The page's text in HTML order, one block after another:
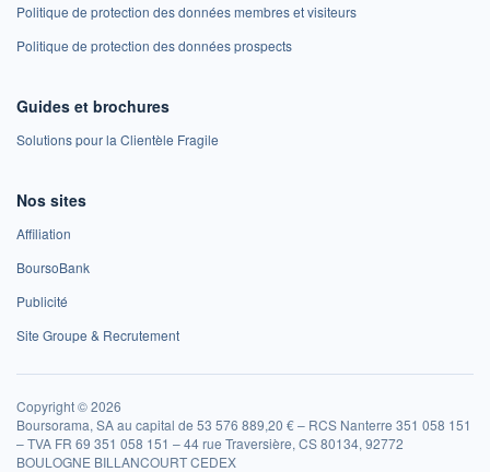
Politique de protection des données membres et visiteurs
Politique de protection des données prospects
Guides et brochures
Solutions pour la Clientèle Fragile
Nos sites
Affiliation
BoursoBank
Publicité
Site Groupe & Recrutement
Copyright © 2026
Boursorama, SA au capital de 53 576 889,20 € – RCS Nanterre 351 058 151
– TVA FR 69 351 058 151 – 44 rue Traversière, CS 80134, 92772
BOULOGNE BILLANCOURT CEDEX